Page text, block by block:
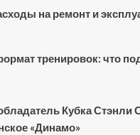
на ремонт и
тренировок: что
Кубка Стэнли
«Динамо»